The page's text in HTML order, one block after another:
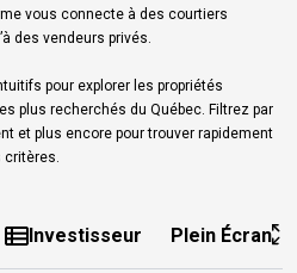
vous connecte à des courtiers
des vendeurs privés.
pour explorer les propriétés
plus recherchés du Québec. Filtrez par
et plus encore pour trouver rapidement
Investisseur Plein Écran